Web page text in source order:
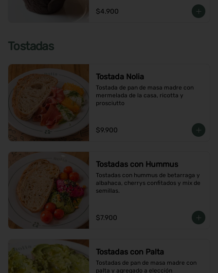
$4.900
Tostadas
Tostada Nolia
Tostada de pan de masa madre con
mermelada de la casa, ricotta y
prosciutto
$9.900
Tostadas con Hummus
Tostadas con hummus de betarraga y
albahaca, cherrys confitados y mix de
semillas.
$7.900
Tostadas con Palta
Tostadas de pan de masa madre con
palta y agregado a elección